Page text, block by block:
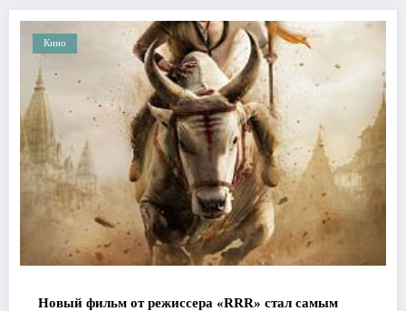
Кино
Новый фильм от режиссера «RRR» стал самым